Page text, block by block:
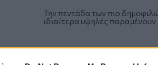
Την πεντάδα των πιο
ιδιαίτερα υψηλές παραμένουν